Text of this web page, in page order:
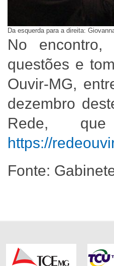
Da esquerda para a direita:
No
questões e
Ouvir-MG,
dezembro
Rede,
https://
Fonte: